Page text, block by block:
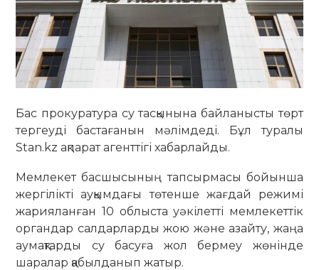
Бас прокуратура су тасқынына байланысты төрт
тергеуді бастағанын мәлімдеді. Бұл туралы
Stan.kz ақпарат агенттігі хабарлайды.
Мемлекет басшысының тапсырмасы бойынша
жергілікті ауқымдағы төтенше жағдай режимі
жарияланған 10 облыста уәкілетті мемлекеттік
органдар салдарларды жою және азайту, жаңа
аумақтарды су басуға жол бермеу жөнінде
шаралар қабылданып жатыр.